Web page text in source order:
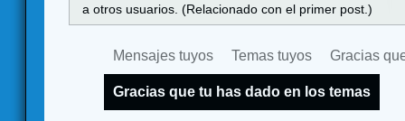
a otros usuarios. (Relacionado con el primer post.)
Mensajes tuyos Temas tuyos Gracias
Gracias que tu has dado en los temas